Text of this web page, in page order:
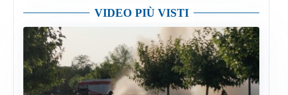
VIDEO PIÙ VISTI